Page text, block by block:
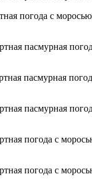
погода с
пасмурная
пасмурная
пасмурная
погода с
погода с